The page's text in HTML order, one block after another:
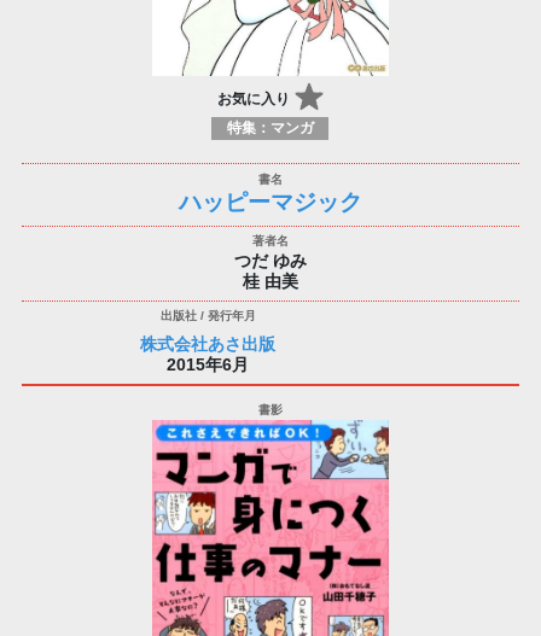
お気に入り
特集：マンガ
ハッピーマジック
つだ ゆみ
桂 由美
株式会社あさ出版
2015年6月